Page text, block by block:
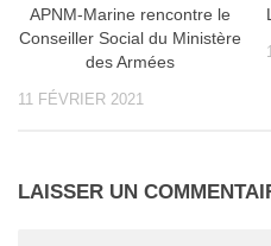
APNM-Marine rencontre le
Conseiller Social du Ministère
des Armées
11 FÉVRIER 2021
LAISSER UN